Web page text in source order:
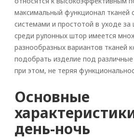
максимальный функционал тканей
системами и простотой в уходе
среди рулонных штор имеется
разнообразных вариантов тканей
подобрать изделие под различные
при этом, не теряя
Основные
день-ночь